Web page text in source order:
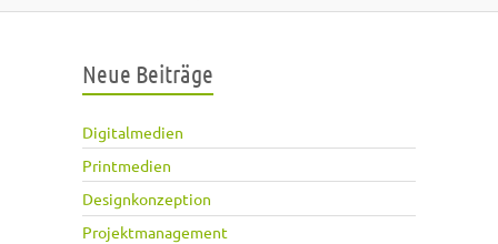
Neue Beiträge
Digitalmedien
Printmedien
Designkonzeption
Projektmanagement